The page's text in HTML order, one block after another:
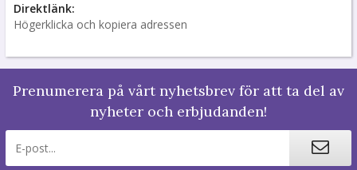
Direktlänk:
Högerklicka och kopiera adressen
Prenumerera på vårt nyhetsbrev för att ta del av
nyheter och erbjudanden!